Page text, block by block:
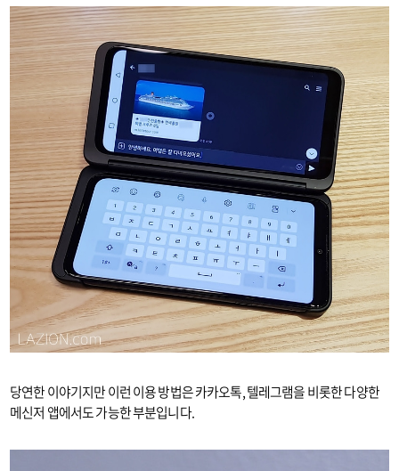
당연한 이야기지만 이런 이용 방법은 카카오톡, 텔레그램을 비롯한 다양한
메신저 앱에서도 가능한 부분입니다.